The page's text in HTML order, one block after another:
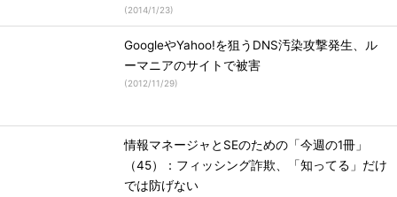
(2014/1/23)
GoogleやYahoo!を狙うDNS汚染攻撃発生、ル
ーマニアのサイトで被害
(2012/11/29)
情報マネージャとSEのための「今週の1冊」
（45）：フィッシング詐欺、「知ってる」だけ
では防げない